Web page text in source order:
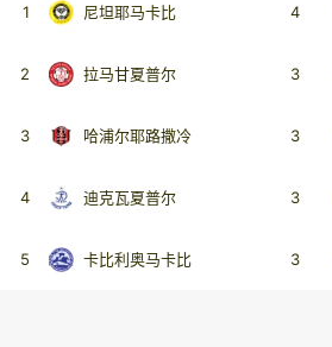
1 尼坦耶马卡比 4
2 拉马甘夏普尔 3
3 哈浦尔耶路撒冷 3
4 迪克瓦夏普尔 3
5 卡比利奥马卡比 3